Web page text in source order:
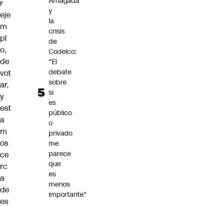
r
eje
m
pl
o,
de
vot
ar,
y
est
a
m
os
ce
rc
a
de
es
y
la
crisis
de
Codelco:
"El
debate
sobre
si
es
público
o
privado
me
parece
que
es
menos
importante"